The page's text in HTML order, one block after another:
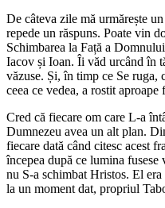
De câteva zile mă urmărește
repede un răspuns. Poate vin
Schimbarea la Față a
Iacov și Ioan. Îi văd urcând în
văzuse. Și, în timp ce Se ruga,
ceea ce vedea, a rostit
Cred că fiecare om care L-a
Dumnezeu avea un alt plan.
fiecare dată când citesc acest
începea după ce lumina
nu S-a schimbat Hristos. El
la un moment dat, propriul